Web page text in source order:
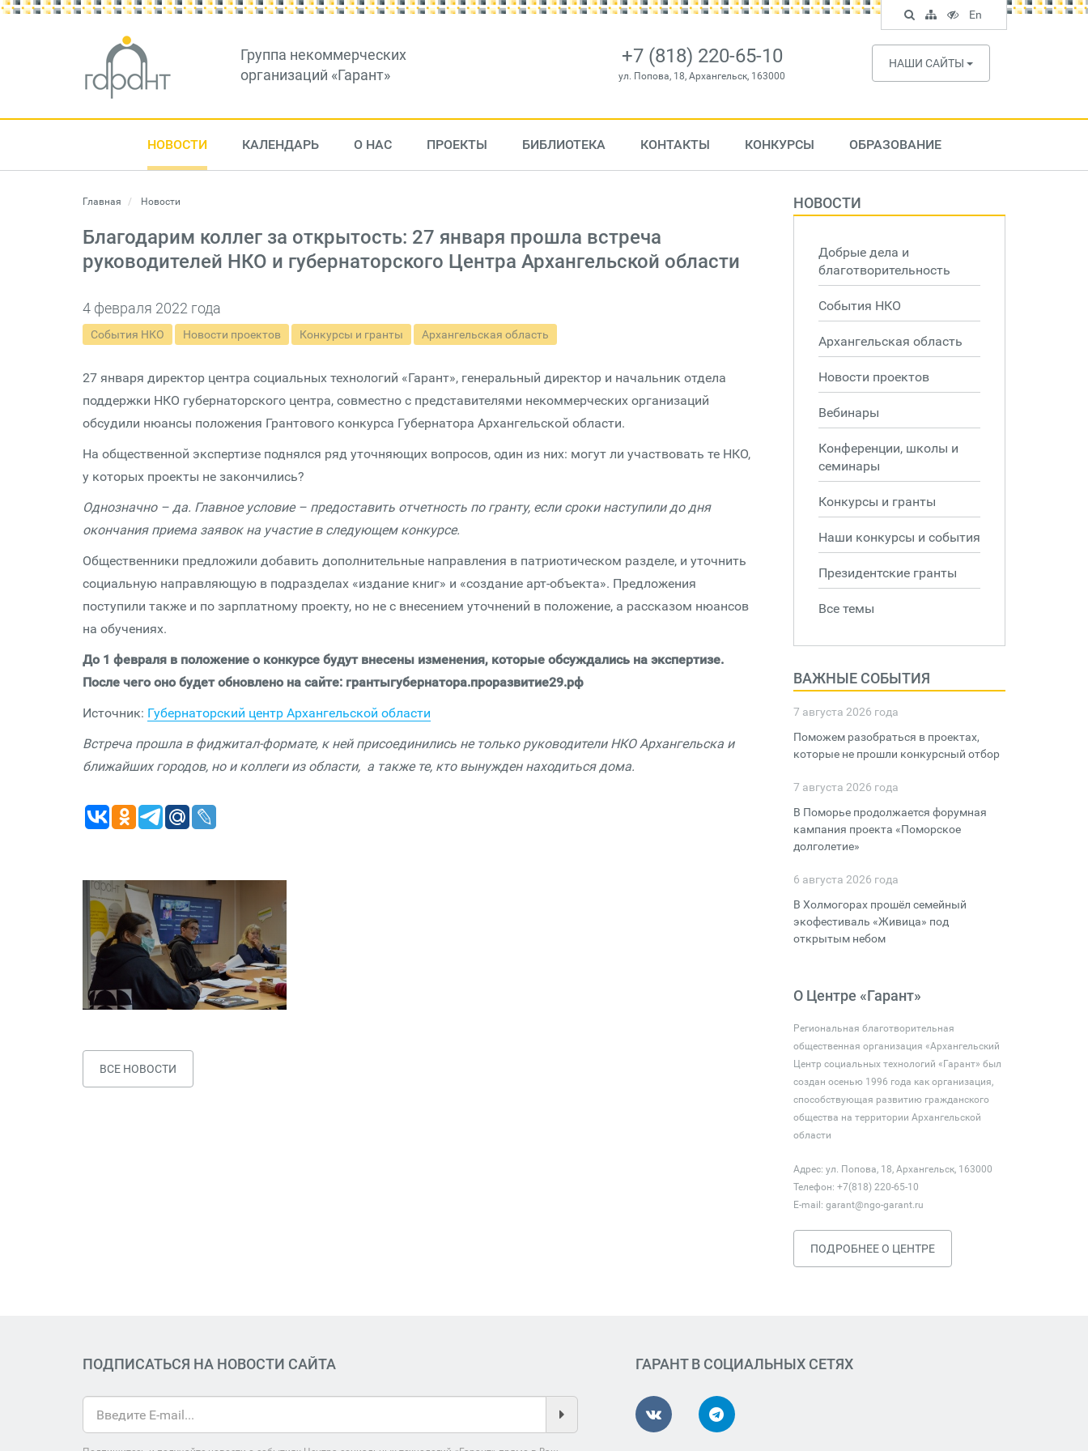
Группа некоммерческих
организаций «Гарант»
+7 (818) 220-65-10
ул. Попова, 18, Архангельск, 163000
НАШИ САЙТЫ
НОВОСТИ КАЛЕНДАРЬ О НАС ПРОЕКТЫ БИБЛИОТЕКА КОНТАКТЫ КОНКУРСЫ ОБРАЗОВАНИЕ
Главная Новости
Благодарим коллег за открытость: 27 января прошла встреча
руководителей НКО и губернаторского Центра Архангельской области
4 февраля 2022 года
События НКО Новости проектов Конкурсы и гранты Архангельская область
27 января директор центра социальных технологий «Гарант», генеральный директор и начальник отдела
поддержки НКО губернаторского центра, совместно с представителями некоммерческих организаций
обсудили нюансы положения Грантового конкурса Губернатора Архангельской области.
На общественной экспертизе поднялся ряд уточняющих вопросов, один из них: могут ли участвовать те НКО,
у которых проекты не закончились?
Однозначно – да. Главное условие – предоставить отчетность по гранту, если сроки наступили до дня
окончания приема заявок на участие в следующем конкурсе.
Общественники предложили добавить дополнительные направления в патриотическом разделе, и уточнить
социальную направляющую в подразделах «издание книг» и «создание арт-объекта». Предложения
поступили также и по зарплатному проекту, но не с внесением уточнений в положение, а рассказом нюансов
на обучениях.
До 1 февраля в положение о конкурсе будут внесены изменения, которые обсуждались на экспертизе.
После чего оно будет обновлено на сайте: грантыгубернатора.проразвитие29.рф
Источник: Губернаторский центр Архангельской области
Встреча прошла в фиджитал-формате, к ней присоединились не только руководители НКО Архангельска и
ближайших городов, но и коллеги из области, а также те, кто вынужден находиться дома.
ВСЕ НОВОСТИ
НОВОСТИ
Добрые дела и
благотворительность
События НКО
Архангельская область
Новости проектов
Вебинары
Конференции, школы и
семинары
Конкурсы и гранты
Наши конкурсы и события
Президентские гранты
Все темы
ВАЖНЫЕ СОБЫТИЯ
7 августа 2026 года
Поможем разобраться в проектах,
которые не прошли конкурсный отбор
7 августа 2026 года
В Поморье продолжается форумная
кампания проекта «Поморское
долголетие»
6 августа 2026 года
В Холмогорах прошёл семейный
экофестиваль «Живица» под
открытым небом
О Центре «Гарант»
Региональная благотворительная
общественная организация «Архангельский
Центр социальных технологий «Гарант» был
создан осенью 1996 года как организация,
способствующая развитию гражданского
общества на территории Архангельской
области
Адрес: ул. Попова, 18, Архангельск, 163000
Телефон: +7(818) 220-65-10
E-mail: garant@ngo-garant.ru
ПОДРОБНЕЕ О ЦЕНТРЕ
ПОДПИСАТЬСЯ НА НОВОСТИ САЙТА ГАРАНТ В СОЦИАЛЬНЫХ СЕТЯХ
Поиск
по
сайту
Карта
сайта
Версия
для
слабовидящих
En
English